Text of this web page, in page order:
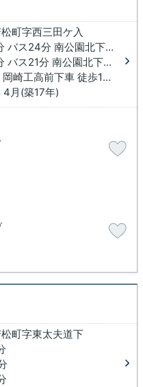
町字西三田ケ入
岡崎駅 徒歩19分 バス24分 南公園北下車 徒歩3分
岡崎駅 徒歩19分 バス21分 南公園北下車 徒歩5分
男川駅 バス7分 岡崎工高前下車 徒歩14分
月(築17年)
町字東太夫道下